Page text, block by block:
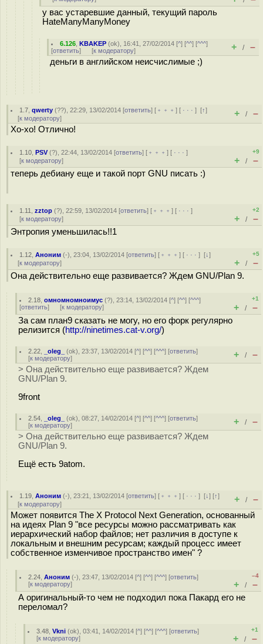
у вас устаревшие данный, текущий пароль
HateManyManyMoney
6.126 ,KBAKEP (ok), 16:41, 27/02/2014 [^] [^^] [^^^]
[ответить] [к модератору] + / –
деньги в английском неисчислимые ;)
1.7 ,qwerty (??), 22:29, 13/02/2014 [ответить] [ ﹢﹢﹢] [ · · ·][↑]
[к модератору] + / –
Хо-хо! Отлично!
1.10 ,PSV (?), 22:44, 13/02/2014 [ответить] [ ﹢﹢﹢] [ · · ·]
[к модератору]
+9
+ / –
теперь дебиану еще и такой порт GNU писать :)
1.11 ,zztop (?), 22:59, 13/02/2014 [ответить] [ ﹢﹢﹢] [ · · ·]
[к модератору]
+2
+ / –
Энтропия уменьшилась!!1
1.12 ,Аноним (-), 23:04, 13/02/2014 [ответить] [ ﹢﹢﹢] [ · · ·][↓]
[к модератору]
+5
+ / –
Она действительно еще развивается? Ждем GNU/Plan 9.
2.18 ,омномномноимус (?), 23:14, 13/02/2014 [^] [^^] [^^^]
[ответить] [к модератору]
+1
+ / –
За сам план9 сказать не могу, но его форк регулярно
релизится (http://ninetimes.cat-v.org/)
2.22 _oleg_ (ok), 23:37, 13/02/2014 [^] [^^] [^^^] [ответить]
[к модератору] + / –
> Она действительно еще развивается? Ждем
GNU/Plan 9.
9front
2.54 _oleg_ (ok), 08:27, 14/02/2014 [^] [^^] [^^^] [ответить]
[к модератору] + / –
> Она действительно еще развивается? Ждем
GNU/Plan 9.
Ещё есть 9atom.
1.19 ,Аноним (-), 23:21, 13/02/2014 [ответить] [ ﹢﹢﹢] [ · · ·][↓] [↑]
[к модератору] + / –
Может появится The X Protocol Next Generation, основанный
на идеях Plan 9 "все ресурсы можно рассматривать как
иерархический набор файлов; нет различия в доступе к
локальным и внешним ресурсам; каждый процесс имеет
собственное изменчивое пространство имен" ?
2.24 ,Аноним (-), 23:47, 13/02/2014 [^] [^^] [^^^] [ответить]
[к модератору]
–4
+ / –
А оригинальный-то чем не подходил пока Пакард его не
переломал?
3.48 ,Vkni (ok), 03:41, 14/02/2014 [^] [^^] [^^^] [ответить]
[к модератору]
+1
+ / –